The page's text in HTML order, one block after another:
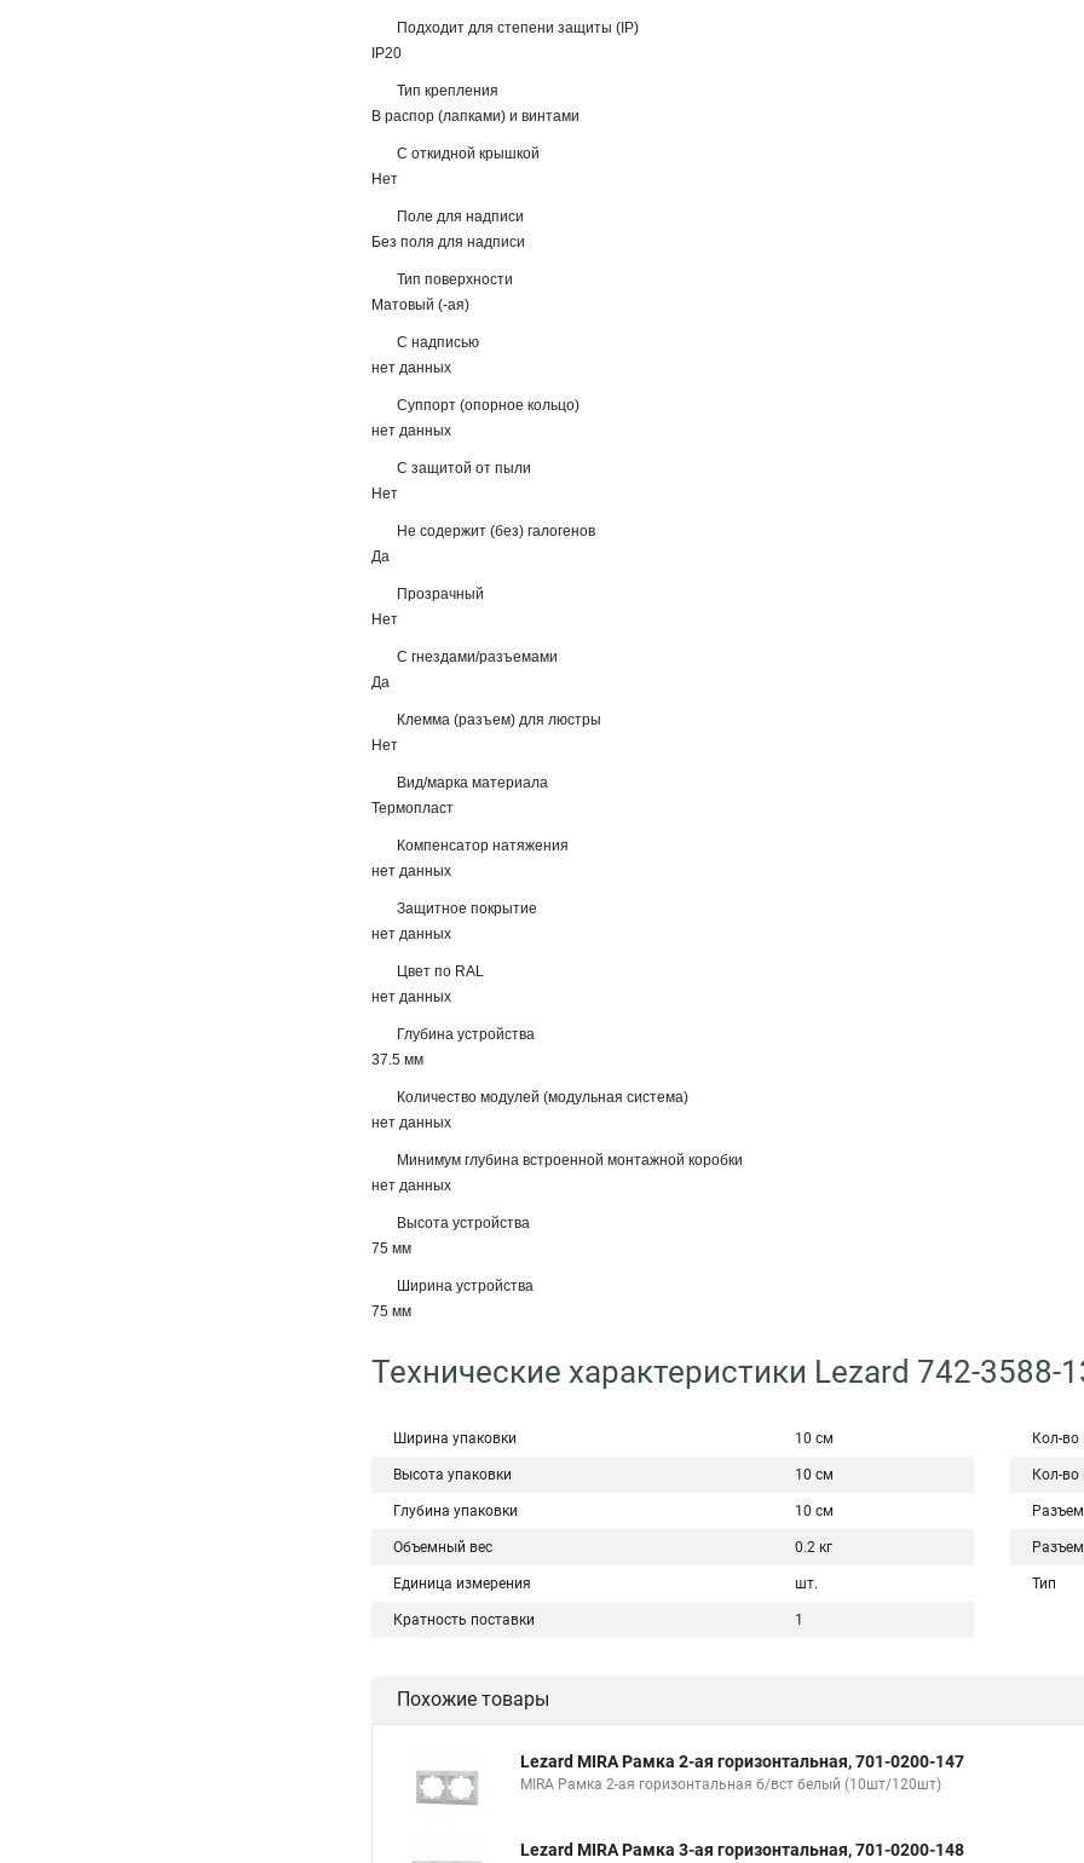
Подходит для степени защиты (IP)
IP20
Тип крепления
В распор (лапками) и винтами
С откидной крышкой
Нет
Поле для надписи
Без поля для надписи
Тип поверхности
Матовый (-ая)
С надписью
нет данных
Суппорт (опорное кольцо)
нет данных
С защитой от пыли
Нет
Не содержит (без) галогенов
Да
Прозрачный
Нет
С гнездами/разъемами
Да
Клемма (разъем) для люстры
Нет
Вид/марка материала
Термопласт
Компенсатор натяжения
нет данных
Защитное покрытие
нет данных
Цвет по RAL
нет данных
Глубина устройства
37.5 мм
Количество модулей (модульная система)
нет данных
Минимум глубина встроенной монтажной коробки
нет данных
Высота устройства
75 мм
Ширина устройства
75 мм
Технические характеристики Lezard 742-3588-
Ширина упаковки 10 см
Высота упаковки 10 см
Глубина упаковки 10 см
Объемный вес 0.2 кг
Единица измерения шт.
Кратность поставки 1
Кол-
Кол-во
Разъем
Разъем
Тип
Похожие товары
Lezard MIRA Рамка 2-ая горизонтальная, 701-0200-147
MIRA Рамка 2-ая горизонтальная б/вст белый (10шт/120шт)
Lezard MIRA Рамка 3-ая горизонтальная, 701-0200-148